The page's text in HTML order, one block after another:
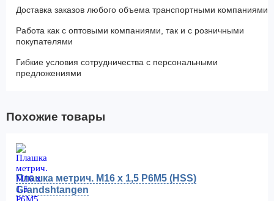
Доставка заказов любого объема транспортными компаниями
Работа как с оптовыми компаниями, так и с розничными
покупателями
Гибкие условия сотрудничества с персональными
предложениями
Похожие товары
Плашка метрич. M16 x 1,5 P6M5 (HSS)
Grandshtangen